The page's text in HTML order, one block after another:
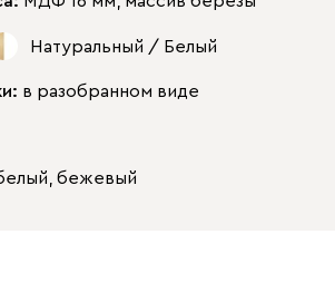
Натуральный / Белый
в разобранном виде
бежевый